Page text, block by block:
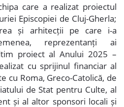
care a realizat proiectul
Episcopiei de Cluj-Gherla;
și arhitecții pe care i-a
reprezentanți ai
proiect al Anului 2025 –
cu sprijinul financiar al
cu Roma, Greco-Catolică, de
de Stat pentru Culte, al
și al altor sponsori locali și